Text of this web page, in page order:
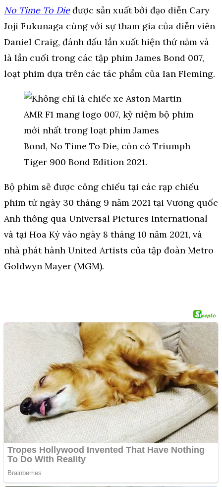
No Time To Dieđược sản xuất bởi đạo diễn Cary
Joji Fukunaga cùng với sự tham gia của diễn viên
Daniel Craig, đánh dấu lần xuất hiện thứ năm và
là lần cuối trong các tập phim James Bond 007,
loạt phim dựa trên các tác phẩm của Ian Fleming.
Bộ phim sẽ được công chiếu tại các rạp chiếu
phim từ ngày 30 tháng 9 năm 2021 tại Vương quốc
Anh thông qua Universal Pictures International
và tại Hoa Kỳ vào ngày 8 tháng 10 năm 2021, và
nhà phát hành United Artists của tập đoàn Metro
Goldwyn Mayer (MGM).